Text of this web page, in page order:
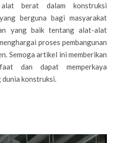
berat dalam konstruksi
berguna bagi masyarakat
yang baik tentang alat-alat
proses pembangunan
Semoga artikel ini memberikan
dan dapat memperkaya
konstruksi.